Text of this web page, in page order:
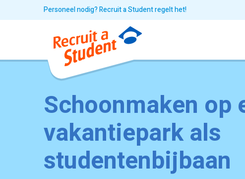
Personeel nodig? Recruit a Student regelt het!
Schoonmaken op
vakantiepark als
studentenbijbaan